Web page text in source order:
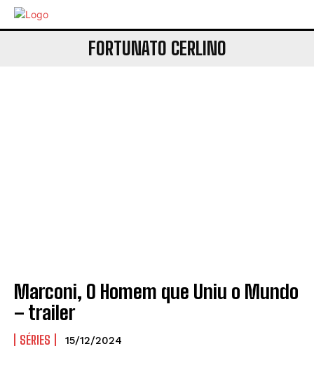
FORTUNATO CERLINO
Marconi, O Homem que Uniu o Mundo
– trailer
SÉRIES 15/12/2024